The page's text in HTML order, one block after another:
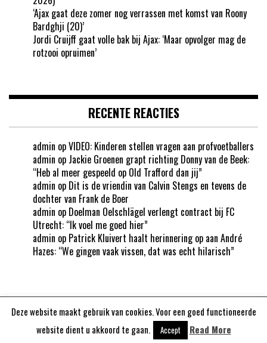
‘Ajax gaat deze zomer nog verrassen met komst van Roony
Bardghji (20)’
Jordi Cruijff gaat volle bak bij Ajax: ‘Maar opvolger mag de
rotzooi opruimen’
RECENTE REACTIES
admin opVIDEO: Kinderen stellen vragen aan profvoetballers
admin op Jackie Groenen grapt richting Donny van de Beek:
“Heb al meer gespeeld op Old Trafford dan jij”
admin op Dit is de vriendin van Calvin Stengs en tevens de
dochter van Frank de Boer
admin op Doelman Oelschlägel verlengt contract bij FC
Utrecht: “Ik voel me goed hier”
admin op Patrick Kluivert haalt herinnering op aan André
Hazes: “We gingen vaak vissen, dat was echt hilarisch”
Aangedreven doorWordPress
Deze website maakt gebruik van cookies. Voor een goed functioneerde
website dient u akkoord te gaan.
Accept Read More